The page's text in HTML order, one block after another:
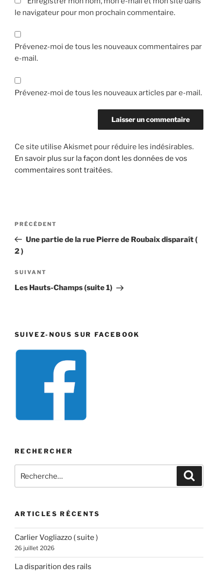
le navigateur pour mon prochain commentaire.
Prévenez-moi de tous les nouveaux commentaires par
e-mail.
Prévenez-moi de tous les nouveaux articles par e-mail.
Ce site utilise Akismet pour réduire les indésirables.
En savoir plus sur la façon dont les données de vos
commentaires sont traitées.
Navigation
l’article
Article
précédent
PRÉCÉDENT
Une partie de la rue Pierre de Roubaix disparaît (
2 )
Article
suivant
SUIVANT
Les Hauts-Champs (suite 1)
SUIVEZ-NOUS SUR FACEBOOK
RECHERCHER
pour
ARTICLES RÉCENTS
Carlier Vogliazzo ( suite )
26 juillet 2026
La disparition des rails